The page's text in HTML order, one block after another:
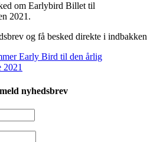
om Earlybird Billet til
2021.
og få besked direkte i indbakken
Early Bird til den årlig
2021
nyhedsbrev